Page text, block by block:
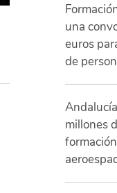
una
euros
de
millones